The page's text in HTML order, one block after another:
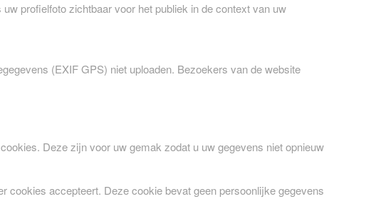
profielfoto zichtbaar voor het publiek in de context van uw
(EXIF GPS) niet uploaden. Bezoekers van de website
Deze zijn voor uw gemak zodat u uw gegevens niet opnieuw
cookies accepteert. Deze cookie bevat geen persoonlijke gegevens